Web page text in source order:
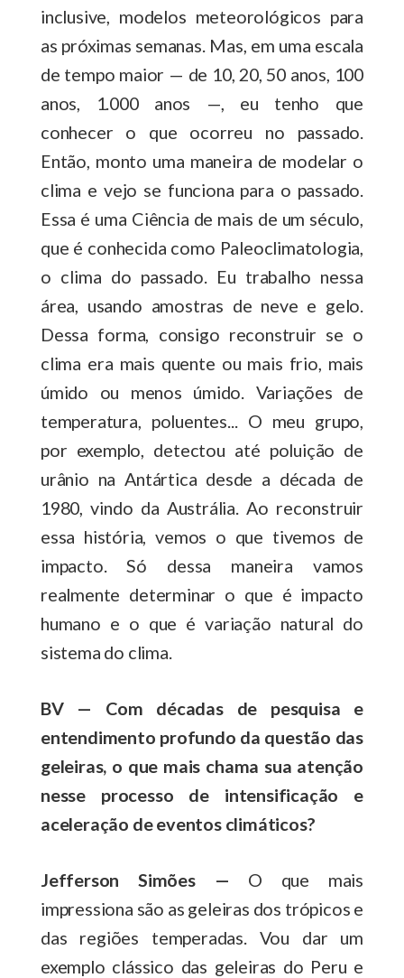
inclusive, modelos meteorológicos para
as próximas semanas. Mas, em uma escala
de tempo maior — de 10, 20, 50 anos, 100
anos, 1.000 anos —, eu tenho que
conhecer o que ocorreu no passado.
Então, monto uma maneira de modelar o
clima e vejo se funciona para o passado.
Essa é uma Ciência de mais de um século,
que é conhecida como Paleoclimatologia,
o clima do passado. Eu trabalho nessa
área, usando amostras de neve e gelo.
Dessa forma, consigo reconstruir se o
clima era mais quente ou mais frio, mais
úmido ou menos úmido. Variações de
temperatura, poluentes... O meu grupo,
por exemplo, detectou até poluição de
urânio na Antártica desde a década de
1980, vindo da Austrália. Ao reconstruir
essa história, vemos o que tivemos de
impacto. Só dessa maneira vamos
realmente determinar o que é impacto
humano e o que é variação natural do
sistema do clima.
BV — Com décadas de pesquisa e
entendimento profundo da questão das
geleiras, o que mais chama sua atenção
nesse processo de intensificação e
aceleração de eventos climáticos?
Jefferson Simões — O que mais
impressiona são as geleiras dos trópicos e
das regiões temperadas. Vou dar um
exemplo clássico das geleiras do Peru e